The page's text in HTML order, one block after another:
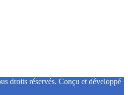
droits réservés. Conçu et développé